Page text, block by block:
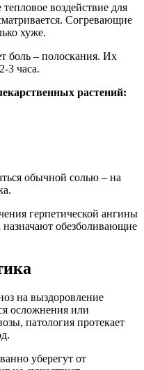
воздействие для
Согревающие
хуже.
боль – полоскания. Их
3 часа.
растений:
обычной солью – на
герпетической ангины
назначают обезболивающие
на выздоровление
осложнения или
патология протекает
уберегут от